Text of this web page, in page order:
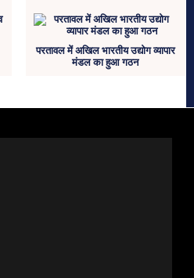
परतावल में अखिल भारतीय उद्योग व्यापार
मंडल का हुआ गठन